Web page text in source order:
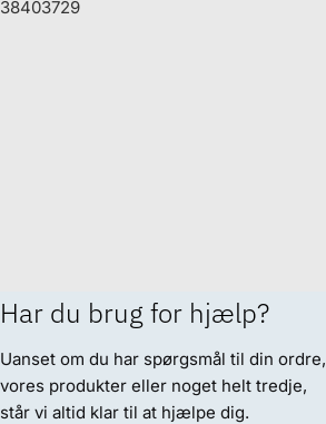
38403729
Har du brug for hjælp?
Uanset om du har spørgsmål til din ordre,
vores produkter eller noget helt tredje,
står vi altid klar til at hjælpe dig.